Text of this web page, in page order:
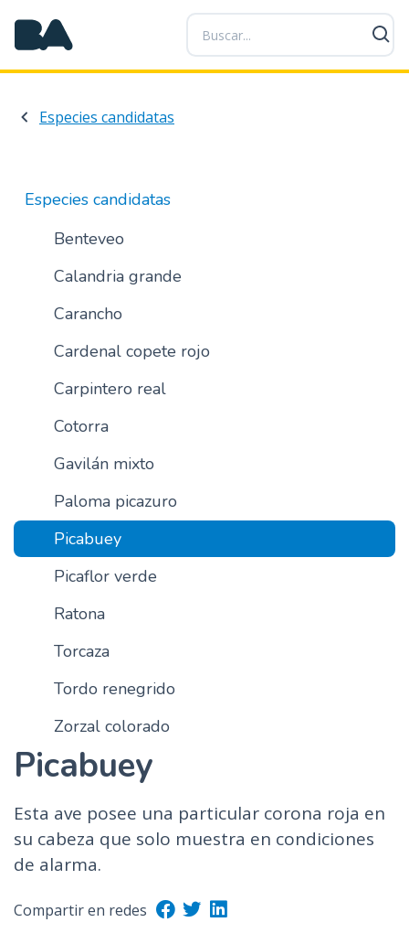
P
a
s
a
p
a
Especies candidatas
Especies candidatas
Benteveo
Calandria grande
Carancho
Cardenal copete rojo
Carpintero real
Cotorra
Gavilán mixto
Paloma picazuro
Picabuey
Picaflor verde
Ratona
Torcaza
Tordo renegrido
Zorzal colorado
Picabuey
Esta ave posee una particular corona roja en
su cabeza que solo muestra en condiciones
de alarma.
Compartir en redes